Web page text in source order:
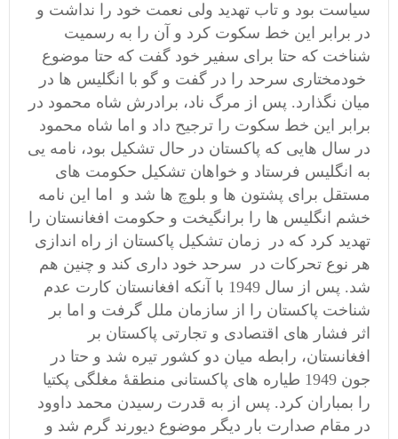
سیاست بود و تاب تهدید ولی نعمت خود را نداشت و
در برابر این خط سکوت کرد و آن را به رسمیت
شناخت که حتا برای سفیر خود گفت که حتا موضوع
خودمختاری سرحد را در گفت و گو با انگلیس ها در
میان نگذارد. پس از مرگ ناد، برادرش شاه محمود در
برابر این خط سکوت را ترجیح داد و اما شاه محمود
در سال هایی که پاکستان در حال تشکیل بود، نامه یی
به انگلیس فرستاد و خواهان تشکیل حکومت های
مستقل برای پشتون ها و بلوچ ها شد و اما این نامه
خشم انگلیس ها را برانگیخت و حکومت افغانستان را
تهدید کرد که در زمان تشکیل پاکستان از راه اندازی
هر نوع تحرکات در سرحد خود داری کند و چنین هم
شد. پس از سال 1949 با آنکه افغانستان کارت عدم
شناخت پاکستان را از سازمان ملل گرفت و اما بر
اثر فشار های اقتصادی و تجارتی پاکستان بر
افغانستان، رابطه میان دو کشور تیره شد و حتا در
جون 1949 طیاره های پاکستانی منطقۀ مغلگی پکتیا
را بمباران کرد. پس از به قدرت رسیدن محمد داوود
در مقام صدارت بار دیگر موضوع دیورند گرم شد و